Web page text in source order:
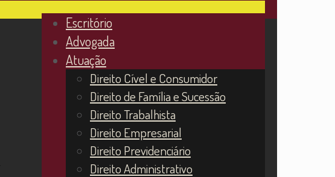
Escritório
Advogada
Atuação
Direito Cível e Consumidor
Direito de Família e Sucessão
Direito Trabalhista
Direito Empresarial
Direito Previdenciário
Direito Administrativo